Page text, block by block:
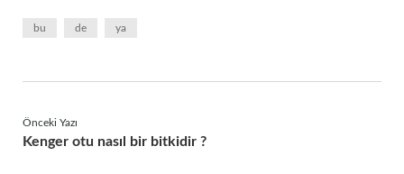
bu de ya
Önceki Yazı
Kenger otu nasıl bir bitkidir ?